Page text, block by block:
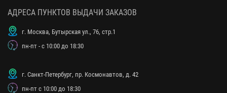
АДРЕСА ПУНКТОВ ВЫДАЧИ ЗАКАЗОВ
г. Москва, Бутырская ул., 76, стр.1
пн-пт - с 10:00 до 18:30
г. Санкт-Петербург, пр. Космонавтов, д. 42
пн-пт с 10:00 до 18:30